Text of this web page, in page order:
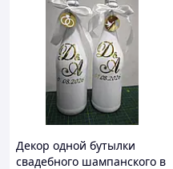
Декор одной бутылки
свадебного шампанского в